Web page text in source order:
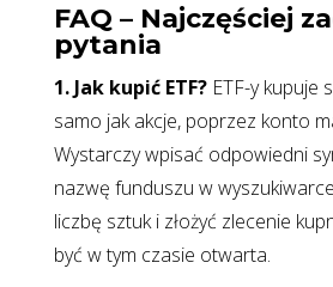
FAQ – Najczęściej
pytania
1. Jak kupić ETF?ETF-y kupuje
samo jak akcje, poprzez konto
Wystarczy wpisać odpowiedni
nazwę funduszu w
liczbę sztuk i złożyć zlecenie
być w tym czasie otwarta.